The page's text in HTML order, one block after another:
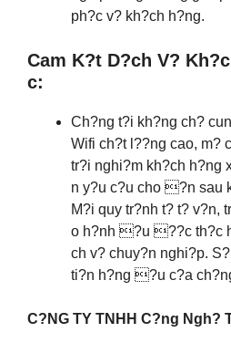
ph?c v? kh?ch h?ng.
Cam K?t D?ch V?
c:
Ch?ng t?i kh?ng ch?
Wifi ch?t l??ng cao, m?
tr?i nghi?m kh?ch h?ng
n y?u c?u cho ?n sau
M?i quy tr?nh t? t? v?n,
o h?nh ?u ??c th?c
ch v? chuy?n nghi?p.
ti?n h?ng ?u c?a
C?NG TY TNHH C?ng Ngh?